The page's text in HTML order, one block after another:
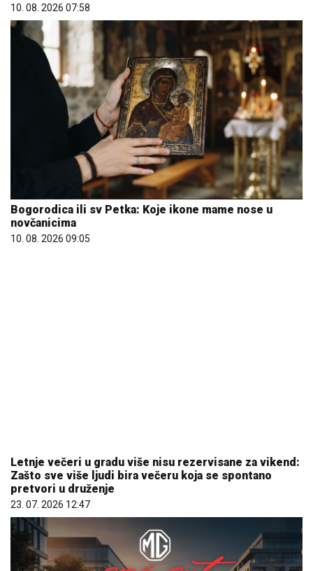
10. 08. 2026 07:58
Bogorodica ili sv Petka: Koje ikone mame nose u
novčanicima
10. 08. 2026 09:05
23. 07. 2026 12:47